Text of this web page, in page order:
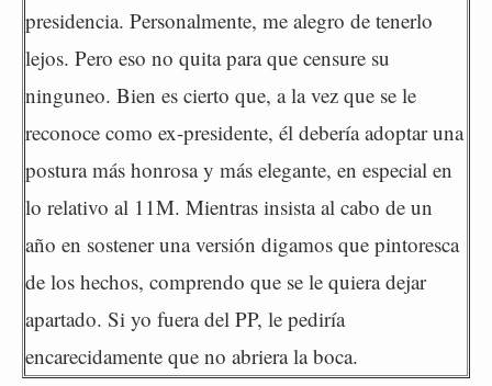
presidencia. Personalmente, me alegro de tenerlo
lejos. Pero eso no quita para que censure su
ninguneo. Bien es cierto que, a la vez que se le
reconoce como ex-presidente, él debería adoptar una
postura más honrosa y más elegante, en especial en
lo relativo al 11M. Mientras insista al cabo de un
año en sostener una versión digamos que pintoresca
de los hechos, comprendo que se le quiera dejar
apartado. Si yo fuera del PP, le pediría
encarecidamente que no abriera la boca.